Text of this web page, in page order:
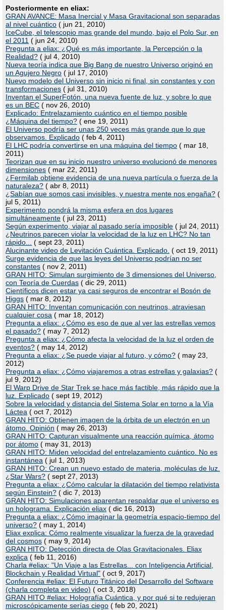
Posteriormente en eliax:
GRAN AVANCE: Masa Inercial y Masa Gravitacional son separadas
al nivel cuántico ( jun 21, 2010)
IceCube, el telescopio mas grande del mundo, bajo el Polo Sur, en
el 2011 ( jun 24, 2010)
Pregunta a eliax: ¿Qué es más importante, la Percepción o la
Realidad? ( jul 4, 2010)
Nueva teoría indica que Big Bang de nuestro Universo originó en
un Agujero Negro ( jul 17, 2010)
Nuevo modelo del Universo sin inicio ni final, sin constantes y con
transformaciones ( jul 31, 2010)
Inventan el SuperFotón, una nueva fuente de luz, y sobre lo que
es un BEC ( nov 26, 2010)
Explicado: Entrelazamiento cuántico en el tiempo posible
¿Máquina del tiempo? ( ene 19, 2011)
El Universo podría ser unas 250 veces más grande que lo que
observamos. Explicado ( feb 4, 2011)
El LHC podría convertirse en una máquina del tiempo ( mar 18,
2011)
Teorizan que en su inicio nuestro universo evolucionó de menores
dimensiones ( mar 22, 2011)
¿Fermilab obtiene evidencia de una nueva partícula o fuerza de la
naturaleza? ( abr 8, 2011)
¿Sabían que somos casi invisibles, y nuestra mente nos engaña? (
jul 5, 2011)
Experimento pondrá la misma esfera en dos lugares
simultáneamente ( jul 23, 2011)
Según experimento, viajar al pasado sería imposible ( jul 24, 2011)
¿Neutrinos parecen violar la velocidad de la luz en LHC? No tan
rápido...
( sept 23, 2011)
Alucinante video de Levitación Cuántica. Explicado. ( oct 19, 2011)
Surge evidencia de que las leyes del Universo podrían no ser
constantes ( nov 2, 2011)
GRAN HITO: Simulan surgimiento de 3 dimensiones del Universo,
con Teoría de Cuerdas ( dic 29, 2011)
Científicos dicen estar ya casi seguros de encontrar el Bosón de
Higgs ( mar 8, 2012)
GRAN HITO: Inventan comunicación con neutrinos, atraviesan
cualquier cosa ( mar 18, 2012)
Pregunta a eliax: ¿Cómo es eso de que al ver las estrellas vemos
el pasado? ( may 7, 2012)
Pregunta a eliax: ¿Cómo afecta la velocidad de la luz el orden de
eventos? ( may 14, 2012)
Pregunta a eliax: ¿Se puede viajar al futuro, y cómo? ( may 23,
2012)
Pregunta a eliax: ¿Cómo viajaremos a otras estrellas y galaxias? (
jul 9, 2012)
El Warp Drive de Star Trek se hace más factible, más rápido que la
luz. Explicado ( sept 19, 2012)
Sobre la velocidad y distancia del Sistema Solar en torno a la Vía
Láctea ( oct 7, 2012)
GRAN HITO: Obtienen imagen de la órbita de un electrón en un
átomo. Opinión ( may 26, 2013)
GRAN HITO: Capturan visualmente una reacción química, átomo
por átomo ( may 31, 2013)
GRAN HITO: Miden velocidad del entrelazamiento cuántico. No es
instantánea ( jul 1, 2013)
GRAN HITO: Crean un nuevo estado de materia, moléculas de luz.
¿Star Wars? ( sept 27, 2013)
Pregunta a eliax: ¿Cómo calcular la dilatación del tiempo relativista
según Einstein? ( dic 7, 2013)
GRAN HITO: Simulaciones aparentan respaldar que el universo es
un holograma. Explicación eliax ( dic 16, 2013)
Pregunta a eliax: ¿Cómo imaginar la geometría espacio-tiempo del
universo? ( may 1, 2014)
Eliax explica: Cómo realmente visualizar la fuerza de la gravedad
del cosmos ( may 9, 2014)
GRAN HITO: Detección directa de Olas Gravitacionales. Eliax
explica ( feb 11, 2016)
Charla #eliax: "Un Viaje a las Estrellas... con Inteligencia Artificial,
Blockchain y Realidad Virtual" ( oct 9, 2017)
Conferencia #eliax: El Futuro Titánico del Desarrollo del Software
(charla completa en video) ( oct 3, 2018)
GRAN HITO #eliax: Holografía Cuántica, y por qué si te redujeran
microscópicamente serías ciego ( feb 20, 2021)